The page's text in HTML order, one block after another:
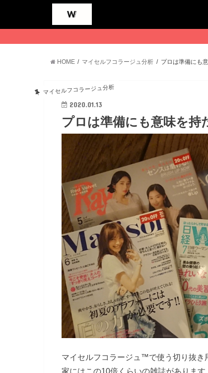
HOME マイセルフコラージュ分析 プロは準備にも
マイセルフコラージュ分析
2020.01.13
プロは準備にも意味を
マイセルフコラージュ™で使う切り抜き
家にはこの10倍くらいの雑誌があります